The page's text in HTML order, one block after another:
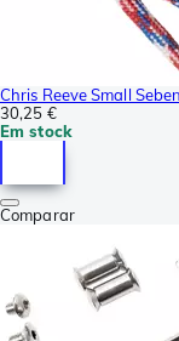
Chris Reeve Small
30,25 €
Em stock
Comparar